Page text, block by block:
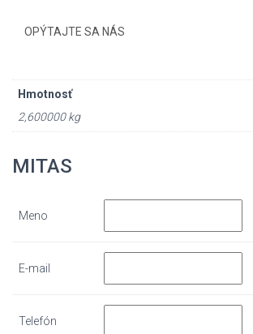
OPÝTAJTE SA NÁS
Hmotnosť
2,600000 kg
MITAS
Meno
E-mail
Telefón